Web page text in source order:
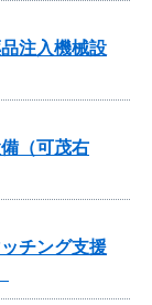
注入機械設
（可茂右
チング支援